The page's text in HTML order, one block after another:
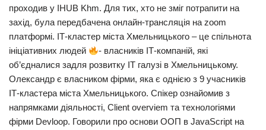
проходив у IHUB Khm. Для тих, хто не зміг потрапити на
захід, була передбачена онлайн-трансляція на zoom
платформі. ІТ-кластер міста Хмельницького – це спільнота
ініціативних людей
- власників ІТ-компаній, які
об’єдналися задля розвитку ІТ галузі в Хмельницькому.
Олександр є власником фірми, яка є однією з 9 учасників
ІТ-кластера міста Хмельницького. Спікер ознайомив з
напрямками діяльності, Client overviem та технологіями
фірми Devloop. Говорили про основи ООП в JavaScript на